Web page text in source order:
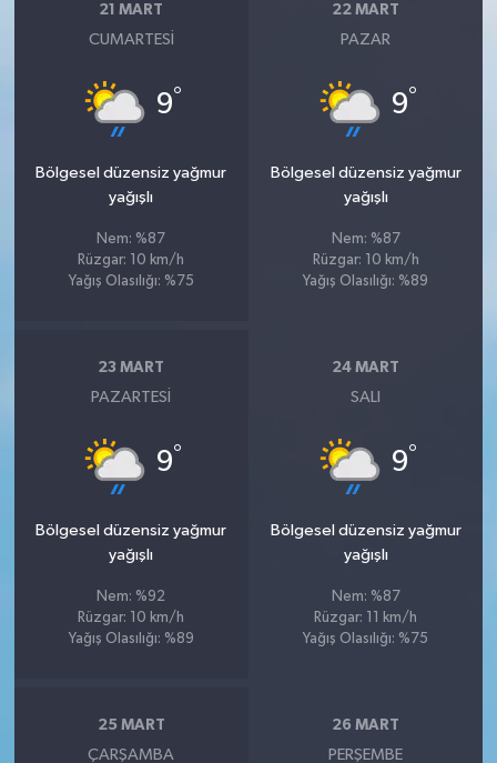
21 MART
CUMARTESI
9°
Bölgesel düzensiz yağmur
yağışlı
Nem: %87
Rüzgar: 10 km/h
Yağış Olasılığı: %75
22 MART
PAZAR
9°
Bölgesel düzensiz yağmur
yağışlı
Nem: %87
Rüzgar: 10 km/h
Yağış Olasılığı: %89
23 MART
PAZARTESI
9°
Bölgesel düzensiz yağmur
yağışlı
Nem: %92
Rüzgar: 10 km/h
Yağış Olasılığı: %89
24 MART
SALI
9°
Bölgesel düzensiz yağmur
yağışlı
Nem: %87
Rüzgar: 11 km/h
Yağış Olasılığı: %75
25 MART
ÇARŞAMBA
26 MART
PERŞEMBE